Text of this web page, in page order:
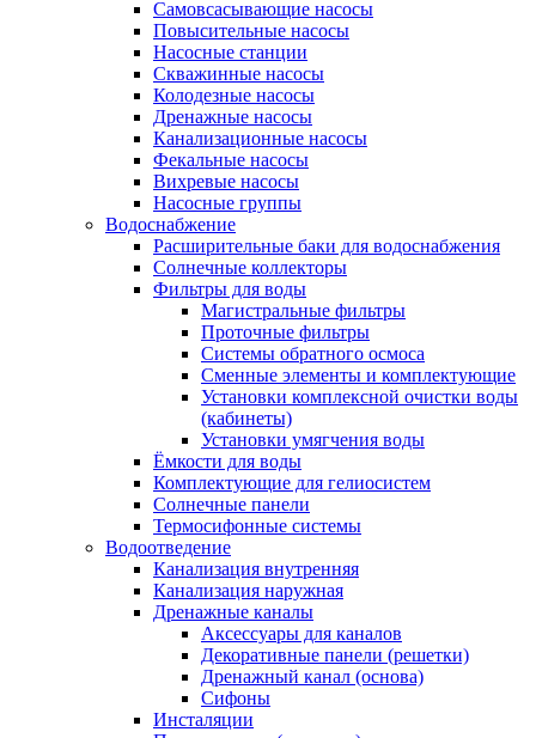
Самовсасывающие насосы
Повысительные насосы
Насосные станции
Скважинные насосы
Колодезные насосы
Дренажные насосы
Канализационные насосы
Фекальные насосы
Вихревые насосы
Насосные группы
Водоснабжение
Расширительные баки для водоснабжения
Солнечные коллекторы
Фильтры для воды
Магистральные фильтры
Проточные фильтры
Системы обратного осмоса
Сменные элементы и комплектующие
Установки комплексной очистки воды
(кабинеты)
Установки умягчения воды
Ёмкости для воды
Комплектующие для гелиосистем
Солнечные панели
Термосифонные системы
Водоотведение
Канализация внутренняя
Канализация наружная
Дренажные каналы
Аксессуары для каналов
Декоративные панели (решетки)
Дренажный канал (основа)
Сифоны
Инсталяции